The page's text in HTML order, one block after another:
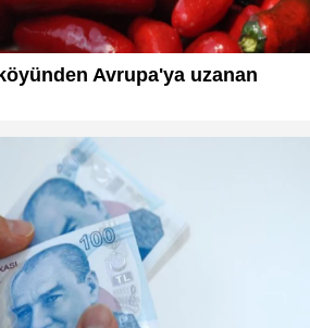
Avrupa'ya uzanan